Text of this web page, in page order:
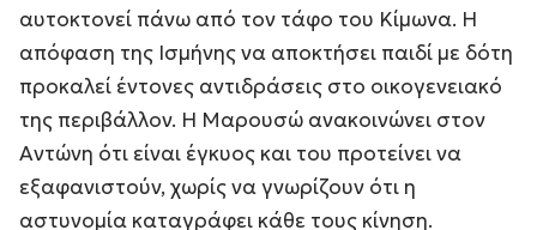
αυτοκτονεί πάνω από τον τάφο του Κίμωνα. Η
απόφαση της Ισμήνης να αποκτήσει παιδί με δότη
προκαλεί έντονες αντιδράσεις στο οικογενειακό
της περιβάλλον. Η Μαρουσώ ανακοινώνει στον
Αντώνη ότι είναι έγκυος και του προτείνει να
εξαφανιστούν, χωρίς να γνωρίζουν ότι η
αστυνομία καταγράφει κάθε τους κίνηση.